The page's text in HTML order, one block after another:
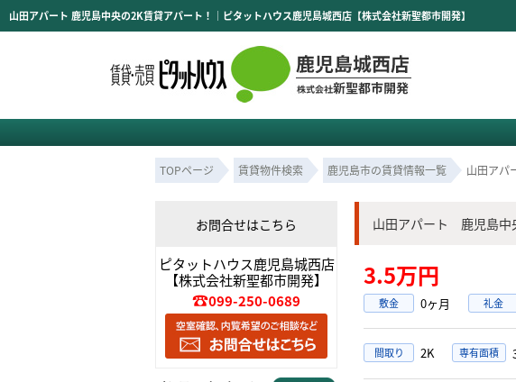
山田アパート 鹿児島中央の2K賃貸アパート！｜ピタットハウス鹿児島城西店【株式会社新聖都市開発】
TOPページ 賃貸物件検索 鹿児島市の賃貸情報一覧 山田アパ
山田アパート 鹿児島中
3.5万円
敷金 0ヶ月 礼金
間取り 2K 専有面積
お問合せはこちら
ピタットハウス鹿児島城西店
【株式会社新聖都市開発】
099-250-0689